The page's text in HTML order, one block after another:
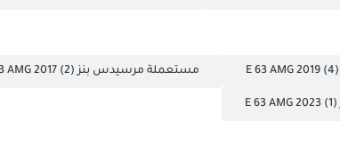
(4) مستعملة مرسيدس بنز E 63 AMG 2017 (2)
(1)